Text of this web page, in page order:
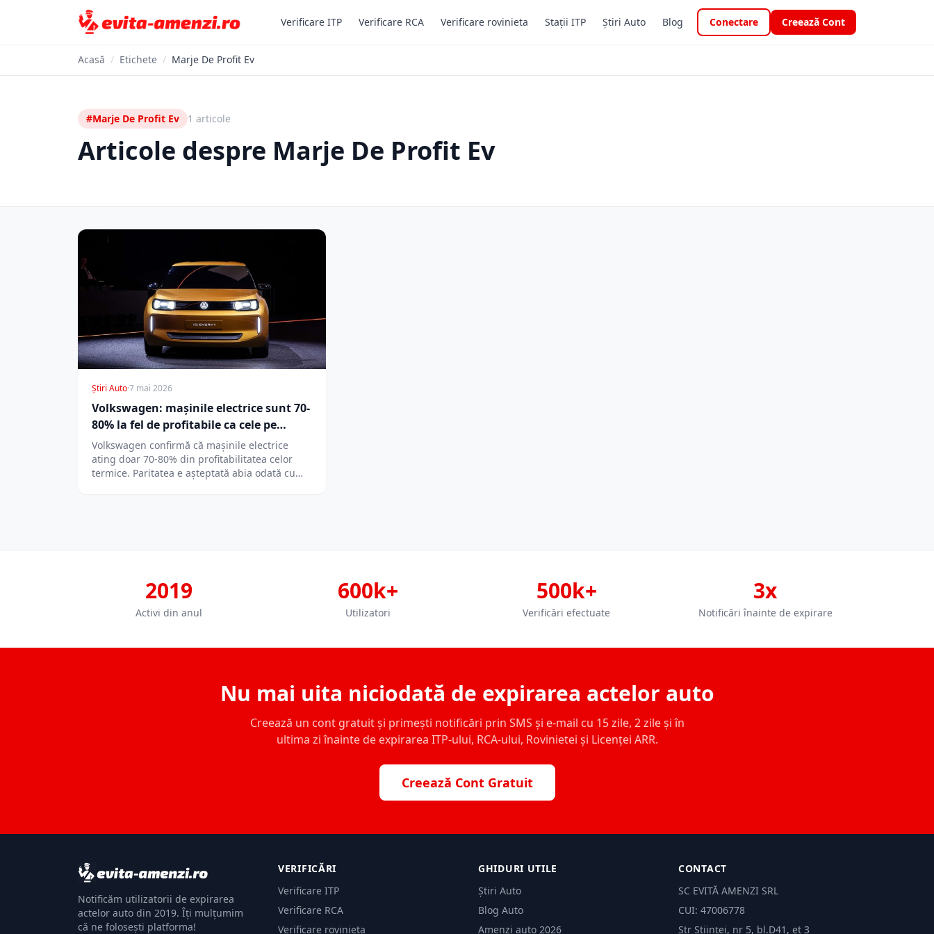
Verificare ITP Verificare RCA Verificare rovinieta Stații ITP Știri Auto Blog Conectare Creează Cont
Acasă / Etichete / Marje De Profit Ev
#Marje De Profit Ev 1 articole
Articole despre Marje De Profit Ev
Știri Auto·7 mai 2026
Volkswagen: mașinile electrice sunt 70-
80% la fel de profitabile ca cele pe
benzină
Volkswagen confirmă că mașinile electrice
ating doar 70-80% din profitabilitatea celor
termice. Paritatea e așteptată abia odată cu
2019
Activi din anul
600k+
Utilizatori
500k+
Verificări efectuate
3x
Notificări înainte de expirare
Nu mai uita niciodată de expirarea actelor auto
Creează un cont gratuit și primești notificări prin SMS și e-mail cu 15 zile, 2 zile și în
ultima zi înainte de expirarea ITP-ului, RCA-ului, Rovinietei și Licenței ARR.
Creează Cont Gratuit
Notificăm utilizatorii de expirarea
actelor auto din 2019. Îți mulțumim
că ne folosești platforma!
VERIFICĂRI
Verificare ITP
Verificare RCA
Verificare rovinieta
GHIDURI UTILE
Știri Auto
Blog Auto
Amenzi auto 2026
CONTACT
SC EVITĂ AMENZI SRL
CUI: 47006778
Str Științei, nr 5, bl.D41, et 3